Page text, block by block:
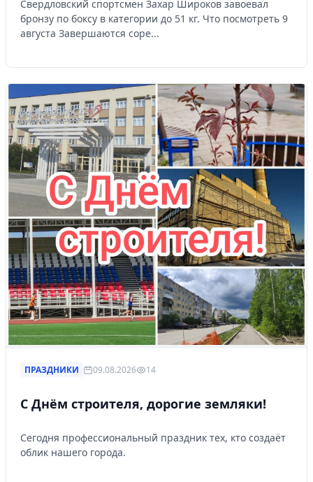
Свердловский спортсмен Захар Широков завоевал
бронзу по боксу в категории до 51 кг. Что посмотреть 9
августа Завершаются соре...
ПРАЗДНИКИ 09.08.2026 14
С Днём строителя, дорогие земляки!
Сегодня профессиональный праздник тех, кто создаёт
облик нашего города.